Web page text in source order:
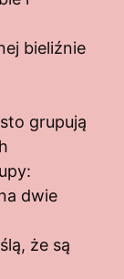
bieliźnie
grupują
dwie
że są